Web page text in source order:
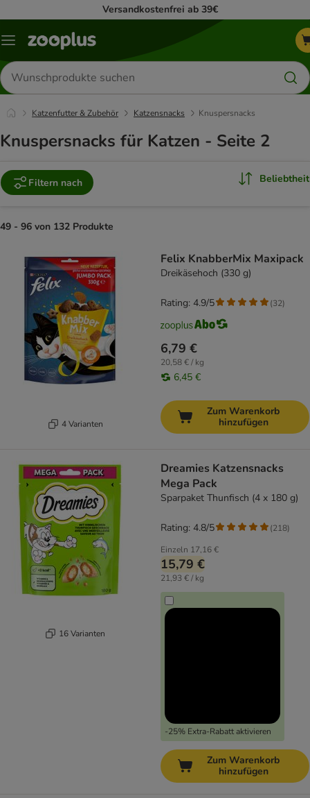
Versandkostenfrei ab 39€
Menü
Produkte
suchen
Katzenfutter & Zubehör Katzensnacks Knuspersnacks
Knuspersnacks für Katzen - Seite 2
Filtern nach Beliebtheit
49 - 96 von 132 Produkte
4 Varianten
Felix KnabberMix Maxipack
Dreikäsehoch (330 g)
6,79 €
20,58 € / kg
6,45 €
Rating: 4.9/5 (32)
Zum Warenkorb
hinzufügen
16 Varianten
Dreamies Katzensnacks
Mega Pack
Sparpaket Thunfisch (4 x 180 g)
Einzeln 17,16 €
15,79 €
21,93 € / kg
-25% Extra-Rabatt aktivieren
Rating: 4.8/5 (218)
Zum Warenkorb
hinzufügen